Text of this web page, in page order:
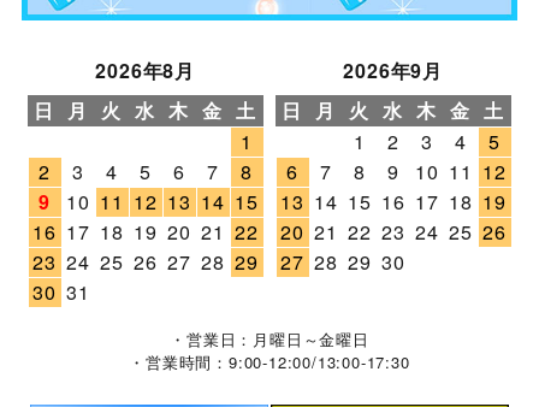
2026年8月
日
月 火 水 木 金 土
1
2
3 4 5 6 7
8
9
10 11 12 13 14 15
16 17 18 19 20 21 22
23 24 25 26 27 28 29
30 31
2026年9月
日
月 火 水 木 金 土
1
2 3 4
5
6
7 8 9 10 11 12
13 14 15 16 17 18 19
20 21 22 23 24 25 26
27 28 29 30
・営業日：月曜日～金曜日
・営業時間：9:00-12:00/13:00-17:30